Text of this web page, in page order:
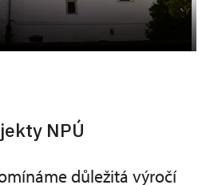
NPÚ
důležitá výročí